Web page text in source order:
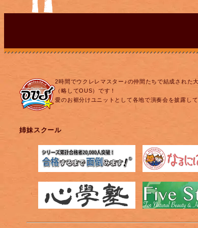
2時間でウクレレマスター♪の仲間たちで結成された
（略してOUS）です！
愛のお裾分けユニットとして各地で演奏会を披露し
姉妹スクール